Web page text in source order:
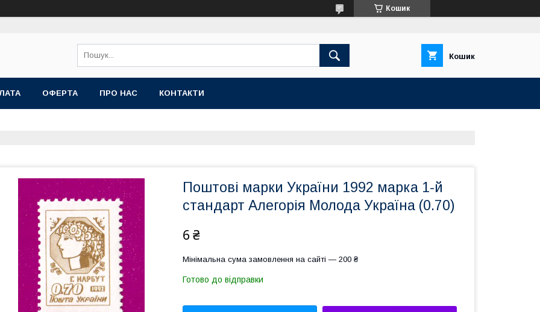
Кошик
Кошик
ОФЕРТА ПРО НАС КОНТАКТИ
Поштові марки України 1992 марка 1-й
стандарт Алегорія Молода Україна (0.70)
6 ₴
Мінімальна сума замовлення на сайті — 200 ₴
Готово до відправки